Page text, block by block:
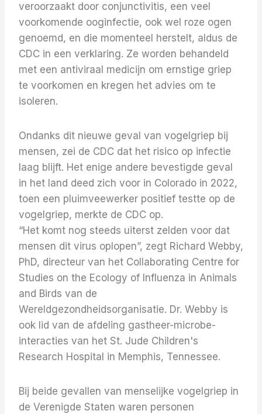
veroorzaakt door conjunctivitis, een veel
voorkomende ooginfectie, ook wel roze ogen
genoemd, en die momenteel herstelt, aldus de
CDC in een verklaring. Ze worden behandeld
met een antiviraal medicijn om ernstige griep
te voorkomen en kregen het advies om te
isoleren.
Ondanks dit nieuwe geval van vogelgriep bij
mensen, zei de CDC dat het risico op infectie
laag blijft. Het enige andere bevestigde geval
in het land deed zich voor in Colorado in 2022,
toen een pluimveewerker positief testte op de
vogelgriep, merkte de CDC op.
“Het komt nog steeds uiterst zelden voor dat
mensen dit virus oplopen”, zegt Richard Webby,
PhD, directeur van het Collaborating Centre for
Studies on the Ecology of Influenza in Animals
and Birds van de
Wereldgezondheidsorganisatie. Dr. Webby is
ook lid van de afdeling gastheer-microbe-
interacties van het St. Jude Children's
Research Hospital in Memphis, Tennessee.
Bij beide gevallen van menselijke vogelgriep in
de Verenigde Staten waren personen